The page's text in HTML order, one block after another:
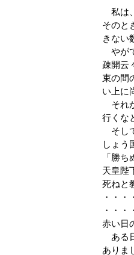
私は
そのと
きない
やが
疎開云
束の間
い上に
それ
行くな
そし
しょう
「勝
天皇陛
死ねと
・・・
・・・
赤い日
ある
ありま